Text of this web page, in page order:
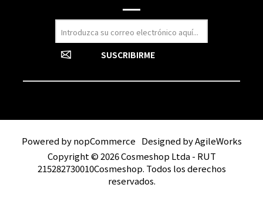
Powered bynopCommerce Designed byAgileWorks
Copyright © 2026 Cosmeshop Ltda - RUT
215282730010Cosmeshop. Todos los derechos
reservados.